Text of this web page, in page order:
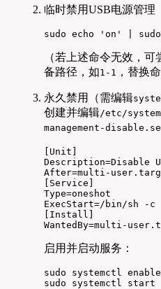
临时禁用USB电源管理
sudo echo 'on' |
（若上述命令无效，可
备路径，如1-1 ，替换
永久禁用（需编辑
创建并编辑/etc/
management-
[Unit]
Description=Disable
After=multi-
[Service]
Type=oneshot
ExecStart=/bin/sh -c
[Install]
WantedBy=multi-
启用并启动服务：
sudo systemctl
sudo systemctl start